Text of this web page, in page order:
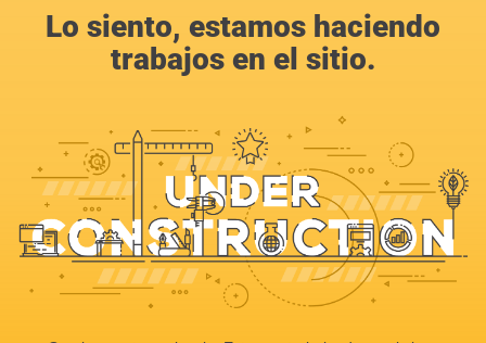
Lo siento, estamos haciendo
trabajos en el sitio.